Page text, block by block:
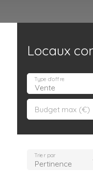
Locaux
Vente
Type d'offre
Budget max (€)
Pertinence
Trier par